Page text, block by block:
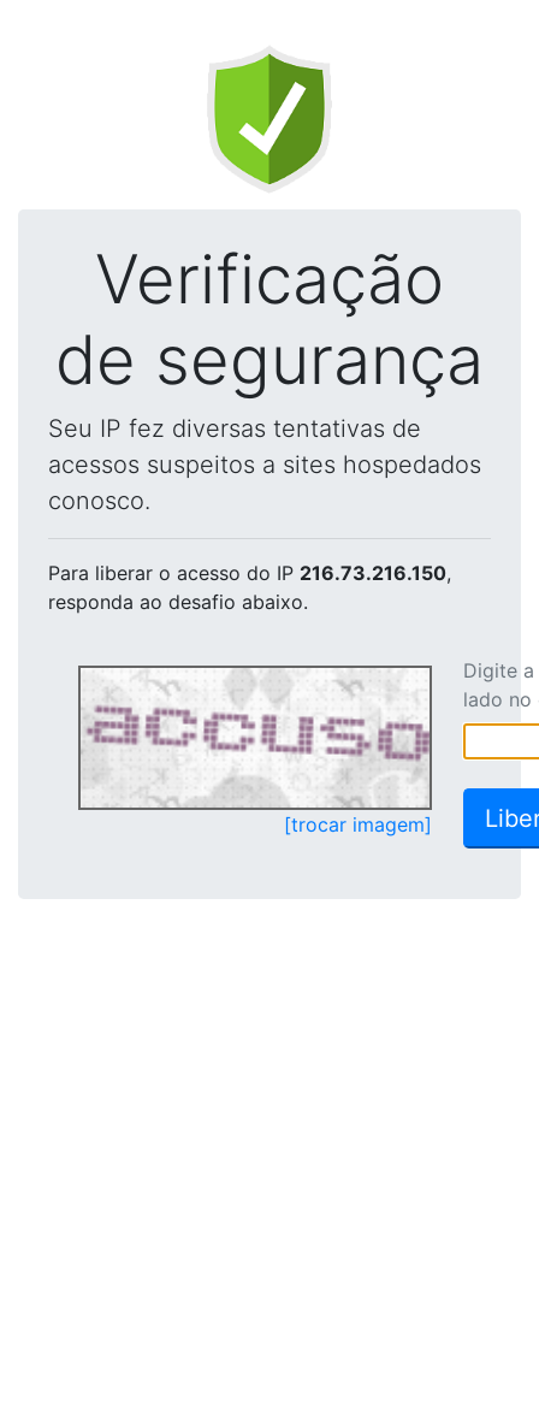
Verificação
de segurança
Seu IP fez diversas tentativas de
acessos suspeitos a sites hospedados
conosco.
Para liberar o acesso do IP 216.73.216.150,
responda ao desafio abaixo.
[trocar imagem]
Digite
lado no